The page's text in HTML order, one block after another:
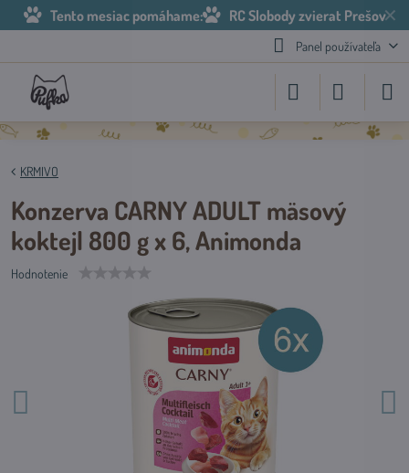
✕
Tento mesiac pomáhame: RC Slobody zvierat Prešov
Panel používateľa
KRMIVO
Konzerva CARNY ADULT mäsový
koktejl 800 g x 6, Animonda
Hodnotenie